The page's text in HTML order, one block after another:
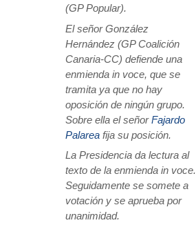
(GP Popular).
El señor González
Hernández (GP Coalición
Canaria-CC) defiende una
enmienda in voce, que se
tramita ya que no hay
oposición de ningún grupo.
Sobre ella el señorFajardo
Palarea fija su posición.
La Presidencia da lectura al
texto de la enmienda in voce.
Seguidamente se somete a
votación y se aprueba por
unanimidad.